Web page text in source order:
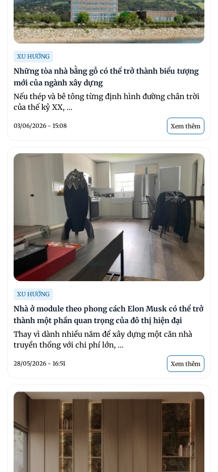
XU HƯỚNG
Những tòa nhà bằng gỗ có thể trở thành biểu tượng
mới của ngành xây dựng
Nếu thép và bê tông từng định hình đường chân trời
của thế kỷ XX, ...
03/06/2026 - 15:08 Xem thêm
XU HƯỚNG
Nhà ở module theo phong cách Elon Musk có thể trở
thành một phần quan trọng của đô thị hiện đại
Thay vì dành nhiều năm để xây dựng một căn nhà
truyền thống với chi phí lớn, ...
28/05/2026 - 16:51 Xem thêm